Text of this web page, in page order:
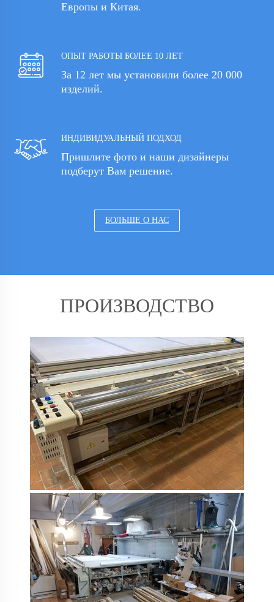
Европы и Китая.
ОПЫТ РАБОТЫ БОЛЕЕ 10 ЛЕТ
За 12 лет мы установили более 20 000
изделий.
ИНДИВИДУАЛЬНЫЙ ПОДХОД
Пришлите фото и наши дизайнеры
подберут Вам решение.
БОЛЬШЕ О НАС
ПРОИЗВОДСТВО